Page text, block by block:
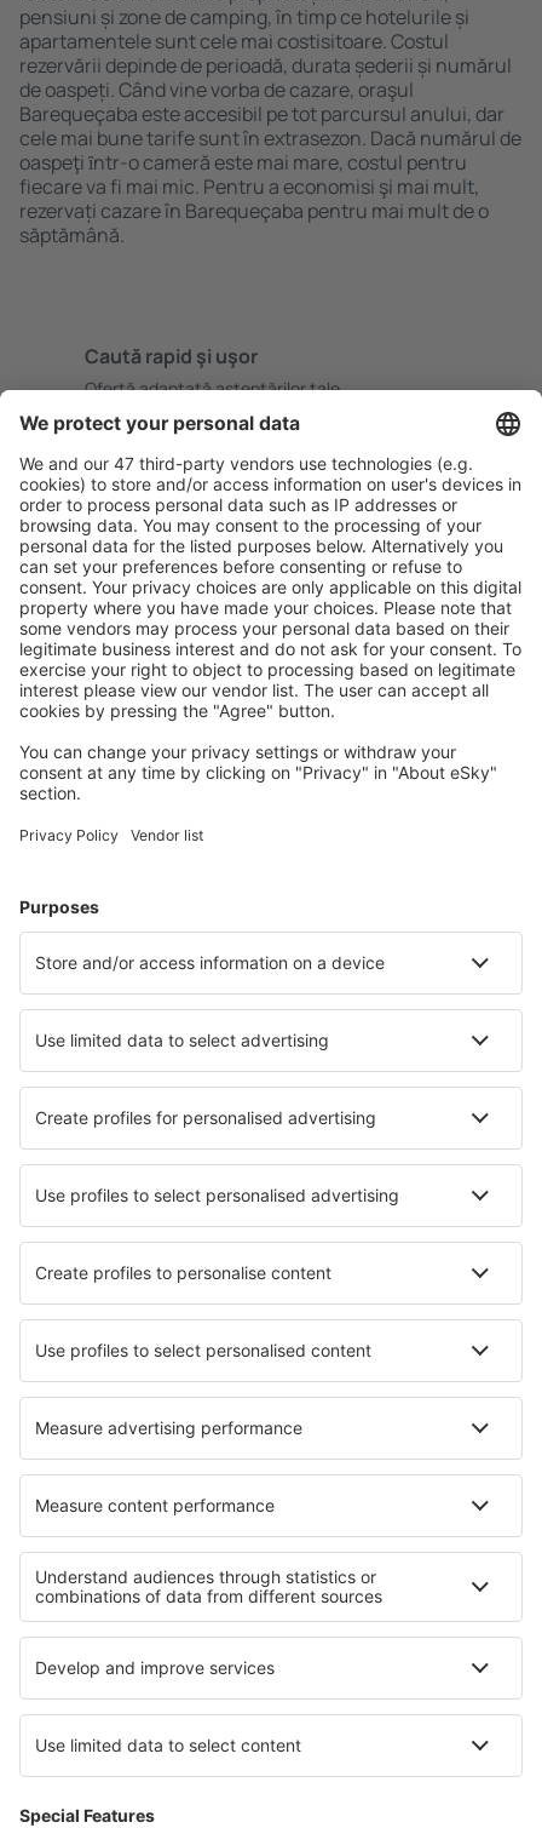
pensiuni și zone de camping, în timp ce hotelurile și
apartamentele sunt cele mai costisitoare. Costul
rezervării depinde de perioadă, durata șederii și numărul
de oaspeți. Când vine vorba de cazare, oraşul
Barequeçaba este accesibil pe tot parcursul anului, dar
cele mai bune tarife sunt în extrasezon. Dacă numărul de
oaspeţi ȋntr-o cameră este mai mare, costul pentru
fiecare va fi mai mic. Pentru a economisi şi mai mult,
rezervați cazare în Barequeçaba pentru mai mult de o
săptămână.
Caută rapid şi uşor
Ofertă adaptată aşteptărilor tale.
Planifică ȋn siguranţă
Rezervare fără griji cu opțiune gratuită de anulare.
Economiseşte mai mult
Prețuri atractive și oferte speciale pentru utilizatorii
conectați.
Cazarea preferată
Alege din peste 1,3 mil. de opţiuni: hoteluri, cabane,
Cele mai căutate cazări de către utilizatorii eSky
Cazare în Cabo Frio
Cazare în Florianopolis Cazare în Rio de Janeiro
Cazare în Belem Cazare în Santarem
Cazare în Guaruja Cazare în Taguatinga
Cele mai bune locuri de cazare - orașe
Cazare în Sant Ferran de ses Roques Cazare în Salzweg
Cazare în Cormatin Cazare în Iguerande
Cazare Weaverville Cazare în Port Severn
Cele mai bune locuri de cazare - regiuni
Cazare în Fernando de Noronha Cazare în Copacabana
Cazare în Iguazú Cazare în Ipanema
Cazare în Praia do Forte
Cazare în Valle del Cauca Cazare in Voievodatul Podlasia